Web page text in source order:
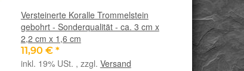
Versteinerte Koralle Trommelstein
gebohrt - Sonderqualität - ca. 3 cm x
2,2 cm x 1,6 cm
11,90 € *
inkl. 19% USt. , zzgl. Versand